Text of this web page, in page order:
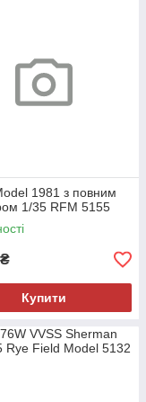
1981 з повним
1/35 RFM 5155
₴
Купити